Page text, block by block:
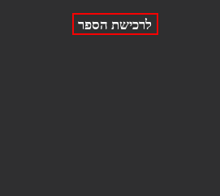
לרכישת הספר